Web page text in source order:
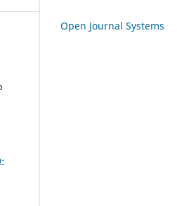
Open Journal Systems